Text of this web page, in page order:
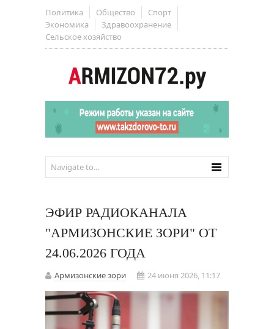
Политика Общество
Спорт
Экономика
Здравоохранение
Сельское хозяйство
ЭФИР РАДИОКАНАЛА
"АРМИЗОНСКИЕ ЗОРИ" ОТ
24.06.2026 ГОДА
Армизонские зори 24 июня 2026, 11:17